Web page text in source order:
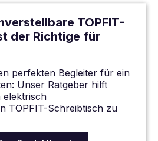
TOPFIT-
der Richtige für
perfekten Begleiter für ein
Unser Ratgeber hilft
elektrisch
TOPFIT-Schreibtisch zu